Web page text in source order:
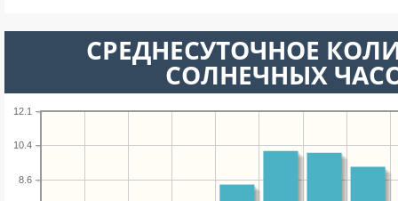
СРЕДНЕСУТОЧНОЕ
СОЛНЕЧНЫХ
8.6
10.4
12.1